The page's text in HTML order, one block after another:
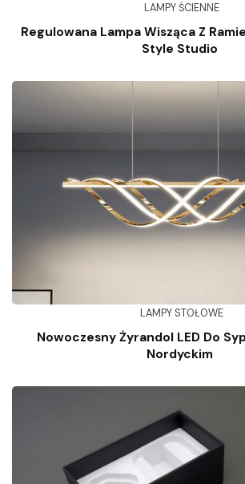
LAMPY ŚCIENNE
Regulowana Lampa Wisząca Z
Style Studio
LAMPY STOŁOWE
Nowoczesny Żyrandol LED Do
Nordyckim